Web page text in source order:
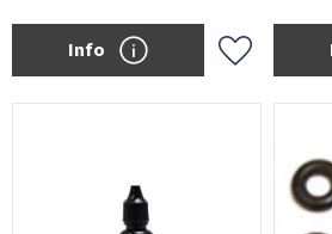
Add to
Info